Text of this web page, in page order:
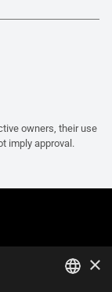
owners, their use
imply approval.
×